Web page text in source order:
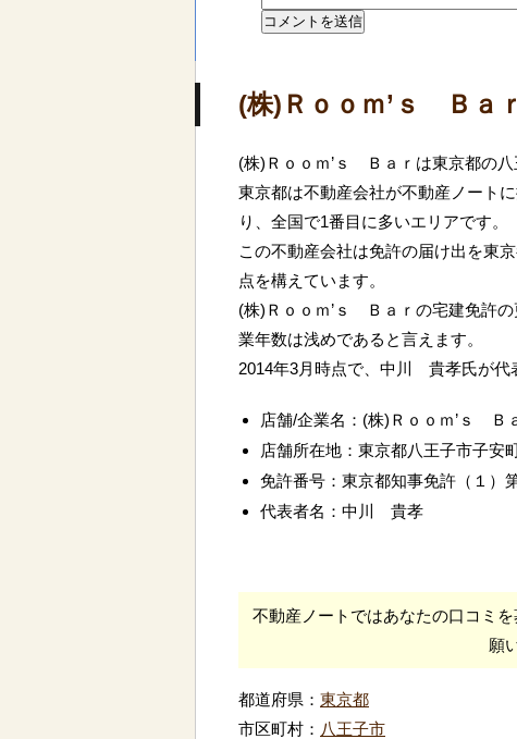
(株)Ｒｏｏｍ’ｓ Ｂａ
(株)Ｒｏｏｍ’ｓ Ｂａｒは東京都の八
東京都は不動産会社が不動産ノート
り、全国で1番目に多いエリアです。
この不動産会社は免許の届け出を東
点を構えています。
(株)Ｒｏｏｍ’ｓ Ｂａｒの宅建免許
業年数は浅めであると言えます。
2014年3月時点で、中川 貴孝氏が代
店舗/企業名：(株)Ｒｏｏｍ’ｓ Ｂ
店舗所在地：東京都八王子市子安
免許番号：東京都知事免許（１）
代表者名：中川 貴孝
不動産ノートではあなたの口コミを
願
都道府県： 東京都
市区町村： 八王子市